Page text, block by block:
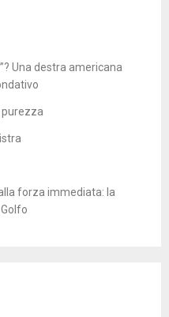
Una destra americana
purezza
forza immediata: la